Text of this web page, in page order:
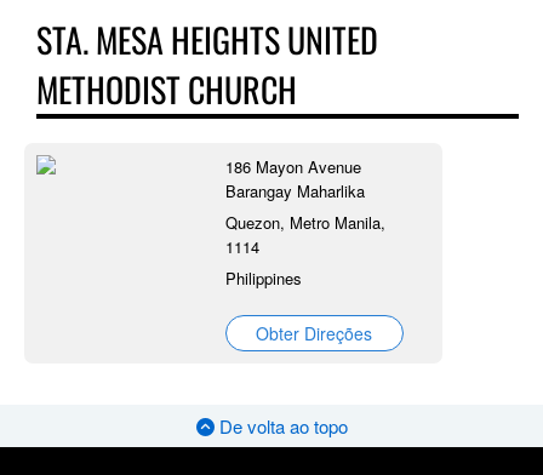
STA. MESA HEIGHTS UNITED
METHODIST CHURCH
186 Mayon Avenue
Barangay Maharlika
Quezon, Metro Manila,
1114
Philippines
Obter Direções
De volta ao topo